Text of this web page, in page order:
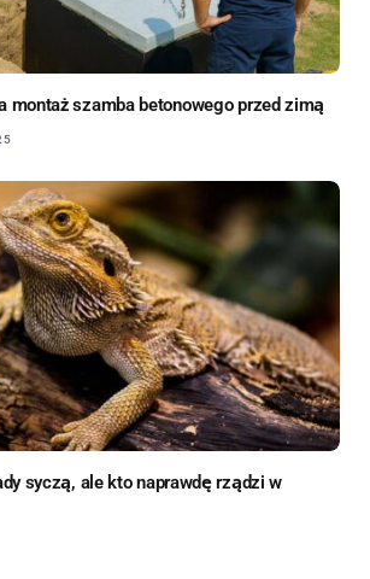
montaż szamba betonowego przed zimą
syczą, ale kto naprawdę rządzi w